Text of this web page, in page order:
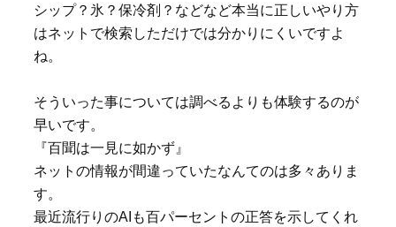
シップ？氷？保冷剤？などなど本当に正しいやり方
はネットで検索しただけでは分かりにくいですよ
ね。
そういった事については調べるよりも体験するのが
早いです。
『百聞は一見に如かず』
ネットの情報が間違っていたなんてのは多々ありま
す。
最近流行りのAIも百パーセントの正答を示してくれ